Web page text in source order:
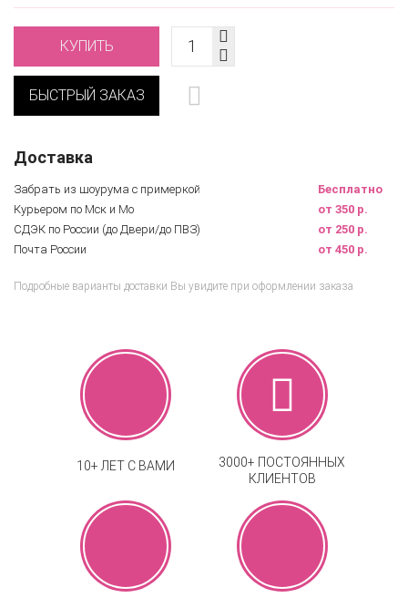
КУПИТЬ
БЫСТРЫЙ ЗАКАЗ
Доставка
Забрать из шоурума с примеркой
Бесплатно
Курьером по Мск и Мо
от 350 р.
СДЭК по России (до Двери/до ПВЗ)
от 250 р.
Почта России
от 450 р.
Подробные варианты доставки Вы увидите при оформлении заказа
10+ ЛЕТ С ВАМИ
3000+ ПОСТОЯННЫХ
КЛИЕНТОВ